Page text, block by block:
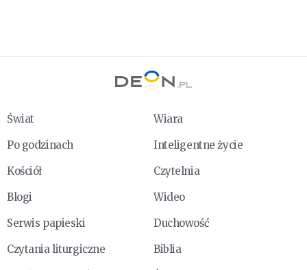
Świat
Wiara
Po godzinach
Inteligentne życie
Kościół
Czytelnia
Blogi
Wideo
Serwis papieski
Duchowość
Czytania liturgiczne
Biblia